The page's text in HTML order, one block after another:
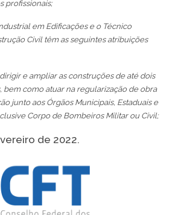
profissionais;
em Edificações e o Técnico
Civil têm as seguintes atribuições
e ampliar as construções de até dois
bem como atuar na regularização de obra
junto aos Órgãos Municipais, Estaduais e
Corpo de Bombeiros Militar ou Civil;
de 2022.